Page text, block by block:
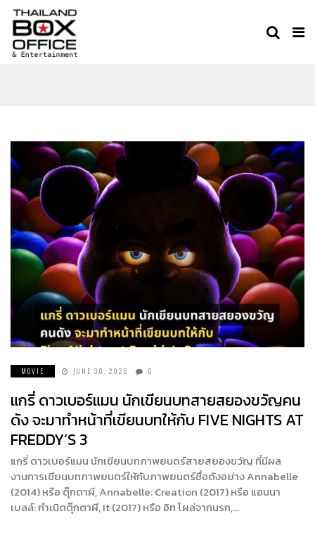
THAILAND BOXOFFICE
TEAM
MOVIE JUNE 30, 2026 0
แกรี่ ดาวเบอร์แมน นักเขียนบทสายสยองขวัญคน
ดัง จะมาทำหน้าที่เขียนบทให้กับ FIVE NIGHTS AT
FREDDY’S 3
แกรี่ ดาวเบอร์แมน นักเขียนบทภาพยนตร์สายสยองขวัญ ที่มีผล
งานการเขียนบทภาพยนตร์ให้กับภาพยนตร์ชื่อดังอย่าง Annabelle
(2014) หรือ ตุ๊กตาผี, Annabelle: Creation (2017) หรือ แอนนา
เบลล์: กำเนิดตุ๊กตาผี, It (2017) หรือ อิท โผล่จากนรก,…